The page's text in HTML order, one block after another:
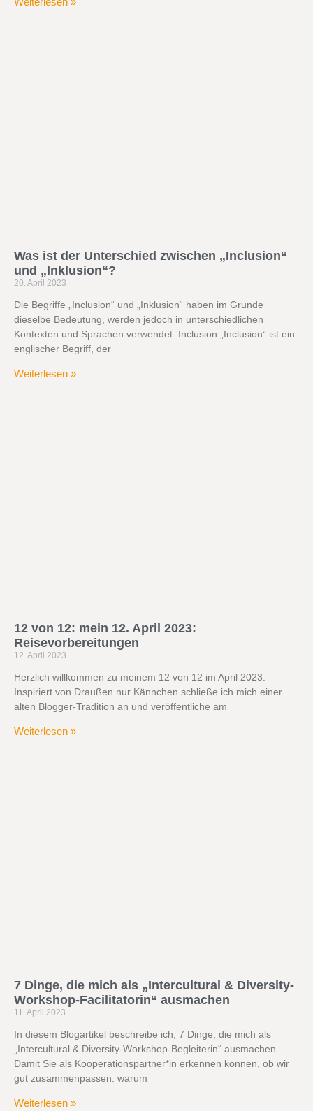
Was ist der Unterschied zwischen „Inclusion“
und „Inklusion“?
20. April 2023
Die Begriffe „Inclusion“ und „Inklusion“ haben im Grunde
dieselbe Bedeutung, werden jedoch in unterschiedlichen
Kontexten und Sprachen verwendet. Inclusion „Inclusion“ ist ein
englischer Begriff, der
Weiterlesen »
12 von 12: mein 12. April 2023:
Reisevorbereitungen
12. April 2023
Herzlich willkommen zu meinem 12 von 12 im April 2023.
Inspiriert von Draußen nur Kännchen schließe ich mich einer
alten Blogger-Tradition an und veröffentliche am
Weiterlesen »
7 Dinge, die mich als „Intercultural & Diversity-
Workshop-Facilitatorin“ ausmachen
11. April 2023
In diesem Blogartikel beschreibe ich, 7 Dinge, die mich als
„Intercultural & Diversity-Workshop-Begleiterin“ ausmachen.
Damit Sie als Kooperationspartner*in erkennen können, ob wir
gut zusammenpassen: warum
Weiterlesen »